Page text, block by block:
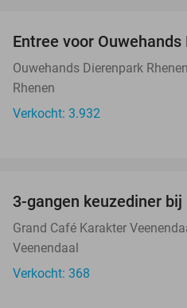
Entree voor
Ouwehands Dierenpark Rhenen
Rhenen
Verkocht: 3.932
3-gangen keuzediner
Grand Café Karakter
Veenendaal
Verkocht: 368